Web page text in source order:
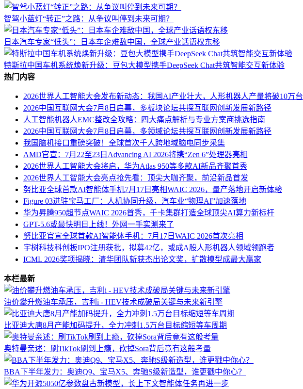
智驾小蓝灯“转正”之路：从争议叫停到未来可期？
日本汽车专家“低头”：日本车企难敌中国，全球产业话语权东移
特斯拉中国车机系统焕新升级：豆包大模型携手DeepSeek Chat共筑智能交互新体验
热门内容
2026世界人工智能大会发布新动态：我国AI产业壮大，人形机器人产量将破10万台
2026中国互联网大会7月8日启幕，多板块论坛共探互联网创新发展新路径
人工智能机器人EMC整改全攻略：四大痛点解析与专业方案商挑选指南
2026中国互联网大会7月8日启幕，多领域论坛共探互联网创新发展新路径
我国脑机接口重磅突破！全球首次千人跨地域脑电同步采集
AMD官宣：7月22至23日Advancing AI 2026将携“Zen 6”处理器亮相
2026世界人工智能大会将启，华为Atlas 950等多款AI新品齐聚首秀
2026世界人工智能大会亮点抢先看：顶尖大咖齐聚，前沿新品首发
努比亚全球首款AI智能体手机7月17日亮相WAIC 2026，量产落地开启新体验
Figure 03进驻宝马工厂：人机协同升级，汽车业“物理AI”加速落地
华为昇腾950超节点WAIC 2026首秀，千卡集群打造全球顶尖AI算力新标杆
GPT-5.6或最快明日上线！外网一手实测来了
努比亚官宣全球首款AI智能体手机：7月17日WAIC 2026首次亮相
宇树科技科创板IPO注册获批，拟募42亿，或成A股人形机器人领域领跑者
ICML 2026奖项揭晓：清华团队斩获杰出论文奖，扩散模型成最大赢家
本栏最新
油价攀升燃油车承压，吉利i - HEV技术成破局关键与未来新引擎
比亚迪大唐8月产能加码提升，全力冲刺1.5万台目标缩短等车周期
奥特曼亲述：刷TikTok刷到上瘾，砍掉Sora背后竟有这般考量
BBA下半年发力：奥迪Q9、宝马X5、奔驰S级新造型，谁更戳中你心？